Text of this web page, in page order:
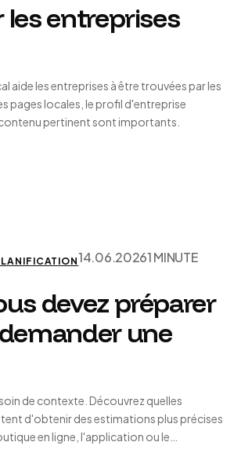
les entreprises
aide les entreprises à être trouvées par les
pages locales, le profil d'entreprise
pertinent sont importants.
14.06.20261 MINUTE
devez préparer
une
de contexte. Découvrez quelles
d'obtenir des estimations plus précises
en ligne, l'application ou le